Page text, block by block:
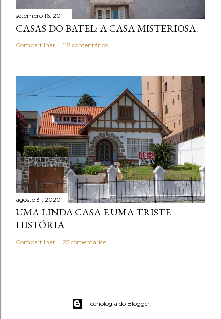
t
á
r
i
setembro 16, 2011
CASAS DO BATEL: A CASA MISTERIOSA.
Compartilhar 118 comentários
agosto 31, 2020
UMA LINDA CASA E UMA TRISTE
HISTÓRIA
Compartilhar 25 comentários
Tecnologia do Blogger